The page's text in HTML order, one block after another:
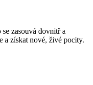
zasouvá dovnitř a
a získat nové, živé pocity.